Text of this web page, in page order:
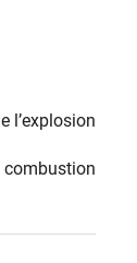
l’explosion
combustion